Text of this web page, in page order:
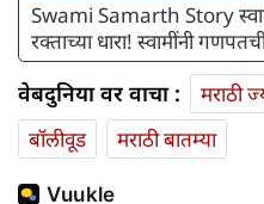
Swami Samarth Story
रक्ताच्या धारा! स्वामींनी
वेबदुनिया वर वाचा : मराठी
बॉलीवूड
मराठी बातम्या